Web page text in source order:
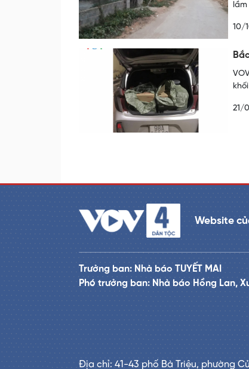
10/
21/
Website
Trưởng ban: Nhà báo TUYẾT MAI
Phó trưởng ban: Nhà báo Hồng Lan,
Địa chỉ: 41-43 phố Bà Triệu, phường